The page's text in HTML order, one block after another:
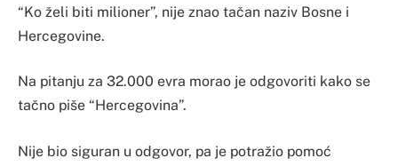
“Ko želi biti milioner”, nije znao tačan naziv Bosne i
Hercegovine.
Na pitanju za 32.000 evra morao je odgovoriti kako se
tačno piše “Hercegovina”.
Nije bio siguran u odgovor, pa je potražio pomoć